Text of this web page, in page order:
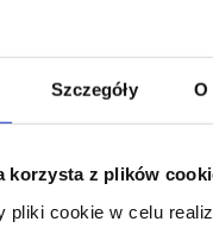
Szczegóły O
korzysta z plików
pliki cookie w celu